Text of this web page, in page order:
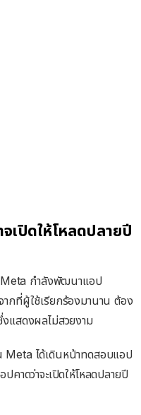
เปิดให้โหลดปลายปี
Meta กำลังพัฒนาแอป
กที่ผู้ใช้เรียกร้องมานาน ต้อง
แสดงผลไม่สวยงาม
ได้เดินหน้าทดสอบแอป
คาดว่าจะเปิดให้โหลดปลายปี